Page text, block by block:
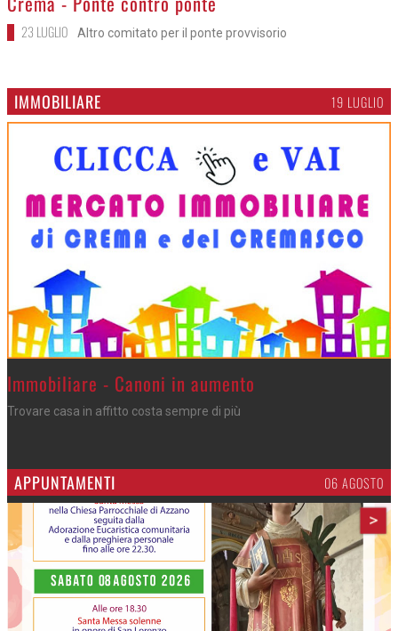
23 LUGLIO Altro comitato per il ponte provvisorio
IMMOBILIARE 19 LUGLIO
>Immobiliare - Canoni in aumento
Trovare casa in affitto costa sempre di più
APPUNTAMENTI 06 AGOSTO
>